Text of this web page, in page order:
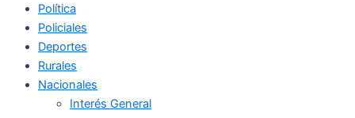
Política
Policiales
Deportes
Rurales
Nacionales
Interés General